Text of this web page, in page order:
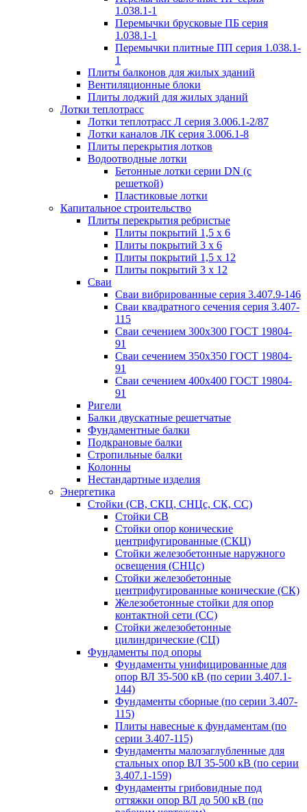
1.038.1-1
Перемычки брусковые ПБ серия
1.038.1-1
Перемычки плитные ПП серия 1.038.1-
1
Плиты балконов для жилых зданий
Вентиляционные блоки
Плиты лоджий для жилых зданий
Лотки теплотрасс
Лотки теплотрасс Л серия 3.006.1-2/87
Лотки каналов ЛК серия 3.006.1-8
Плиты перекрытия лотков
Водоотводные лотки
Бетонные лотки серии DN (с
решеткой)
Пластиковые лотки
Капитальное строительство
Плиты перекрытия ребристые
Плиты покрытий 1,5 x 6
Плиты покрытий 3 x 6
Плиты покрытий 1,5 x 12
Плиты покрытий 3 x 12
Сваи
Сваи вибрированные серия 3.407.9-146
Сваи квадратного сечения серия 3.407-
115
Сваи сечением 300х300 ГОСТ 19804-
91
Сваи сечением 350х350 ГОСТ 19804-
91
Сваи сечением 400х400 ГОСТ 19804-
91
Ригели
Балки двускатные решетчатые
Фундаментные балки
Подкрановые балки
Стропильные балки
Колонны
Нестандартные изделия
Энергетика
Стойки (СВ, СКЦ, СНЦс, СК, СС)
Стойки СВ
Стойки опор конические
центрифугированные (СКЦ)
Стойки железобетонные наружного
освещения (СНЦс)
Стойки железобетонные
центрифугированные конические (СК)
Железобетонные стойки для опор
контактной сети (СС)
Стойки железобетонные
цилиндрические (СЦ)
Фундаменты под опоры
Фундаменты унифицированные для
опор ВЛ 35-500 кВ (по серии 3.407.1-
144)
Фундаменты сборные (по серии 3.407-
115)
Плиты навесные к фундаментам (по
серии 3.407-115)
Фундаменты малозаглубленные для
стальных опор ВЛ 35-500 кВ (по серии
3.407.1-159)
Фундаменты грибовидные под
оттяжки опор ВЛ до 500 кВ (по